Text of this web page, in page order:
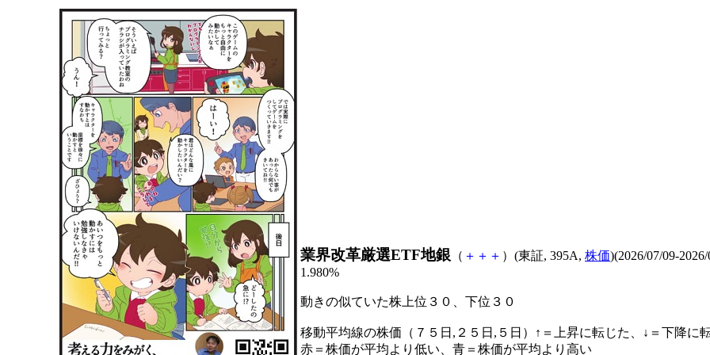
業界改革厳選ETF地銀 （ ＋ ＋ ＋ ）(東証, 395A, 株価)(2026/07/09-
1.980%
動きの似ていた株上位３０、下位３０
移動平均線の株価（７５日,２５日,５日）↑＝上昇に転じた、↓＝下降に転
赤＝株価が平均より低い、青＝株価が平均より高い